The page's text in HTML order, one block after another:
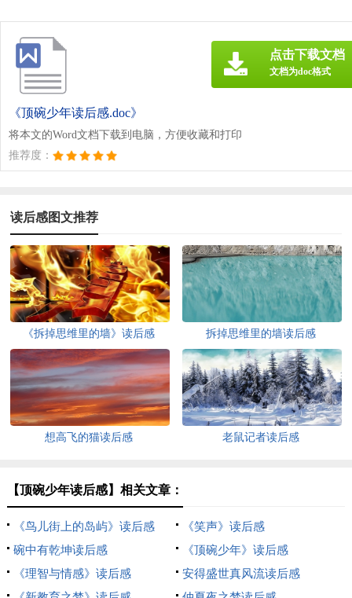
《顶碗少年读后感.doc》
将本文的Word文档下载到电脑，方便收藏和打印
推荐度：
点击下载文档
文档为doc格式
读后感图文推荐
《拆掉思维里的墙》读后感 拆掉思维里的墙读后感
想高飞的猫读后感 老鼠记者读后感
【顶碗少年读后感】相关文章：
《鸟儿街上的岛屿》读后感
《笑声》读后感
碗中有乾坤读后感
《顶碗少年》读后感
《理智与情感》读后感
安得盛世真风流读后感